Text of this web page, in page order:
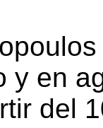
y en
del